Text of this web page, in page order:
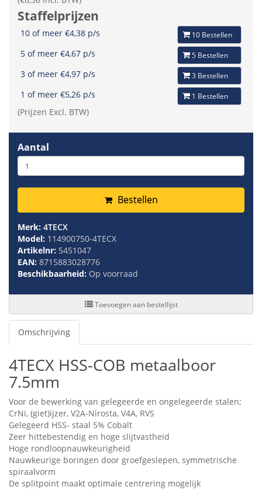
Staffelprijzen
10 of meer €4,38 p/s 10 Bestellen
5 of meer €4,67 p/s 5 Bestellen
3 of meer €4,97 p/s 3 Bestellen
1 of meer €5,26 p/s 1 Bestellen
(Prijzen Excl. BTW)
Aantal
Bestellen
Merk: 4TECX
Model: 114900750-4TECX
Artikelnr: 5451047
EAN: 8715883028776
Beschikbaarheid: Op voorraad
Toevoegen aan bestellijst
Omschrijving
4TECX HSS-COB metaalboor
7.5mm
Voor de bewerking van gelegeerde en ongelegeerde stalen;
CrNi, (giet)ijzer, V2A-Nirosta, V4A, RVS
Gelegeerd HSS- staal 5% Cobalt
Zeer hittebestendig en hoge slijtvastheid
Hoge rondloopnauwkeurigheid
Nauwkeurige boringen door groefgeslepen, symmetrische
spiraalvorm
De splitpoint maakt optimale centrering mogelijk